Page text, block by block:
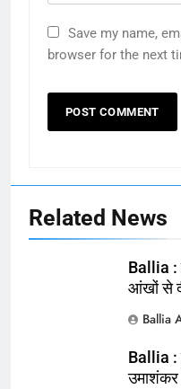
Save my name,
browser for the next
Related News
Ballia :
आंखों से
Ballia
Ballia :
उमाशंकर